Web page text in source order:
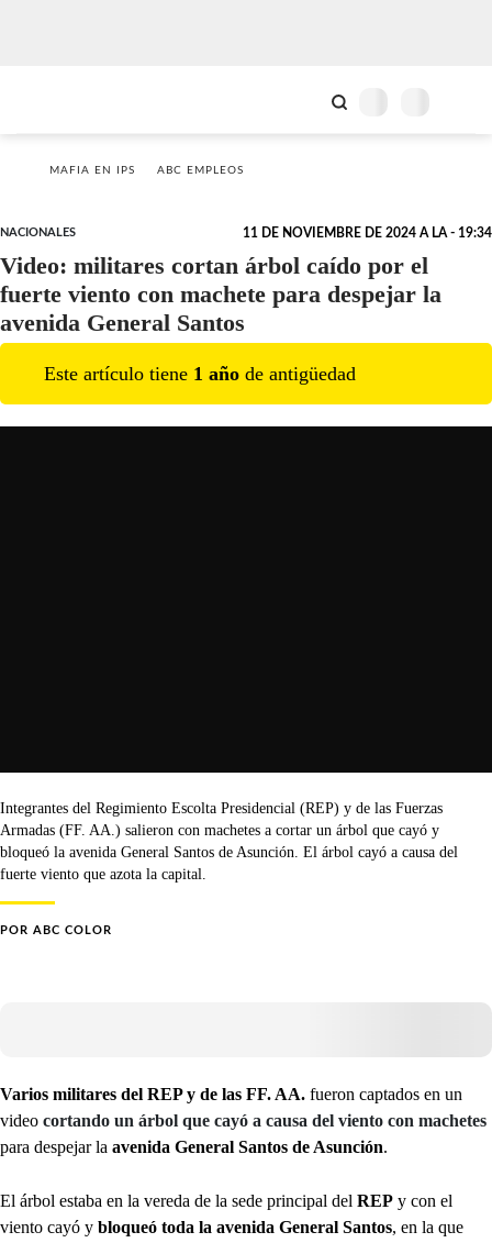
MAFIA EN IPS ABC EMPLEOS
NACIONALES 11 DE NOVIEMBRE DE 2024 A LA - 19:34
Video: militares cortan árbol caído por el
fuerte viento con machete para despejar la
avenida General Santos
Este artículo tiene 1 año de antigüedad
Integrantes del Regimiento Escolta Presidencial (REP) y de las Fuerzas
Armadas (FF. AA.) salieron con machetes a cortar un árbol que cayó y
bloqueó la avenida General Santos de Asunción. El árbol cayó a causa del
fuerte viento que azota la capital.
POR ABC COLOR
Varios militares del REP y de las FF. AA. fueron captados en un
video cortando un árbol que cayó a causa del viento con machetes
para despejar la avenida General Santos de Asunción.
El árbol estaba en la vereda de la sede principal del REP y con el
viento cayó y bloqueó toda la avenida General Santos, en la que